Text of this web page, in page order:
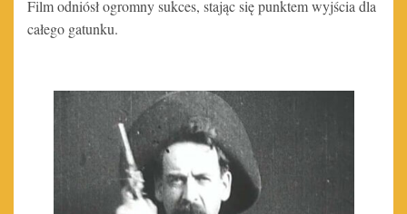
Film odniósł ogromny sukces, stając się punktem wyjścia dla
całego gatunku.